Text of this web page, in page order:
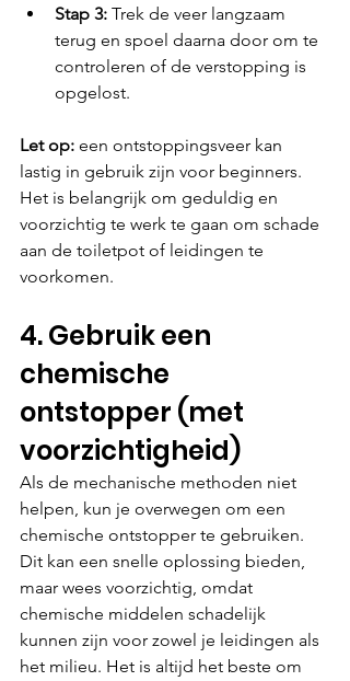
Stap 3: Trek de veer langzaam
terug en spoel daarna door om te
controleren of de verstopping is
opgelost.
Let op: een ontstoppingsveer kan
lastig in gebruik zijn voor beginners.
Het is belangrijk om geduldig en
voorzichtig te werk te gaan om schade
aan de toiletpot of leidingen te
voorkomen.
4. Gebruik een
chemische
ontstopper (met
voorzichtigheid)
Als de mechanische methoden niet
helpen, kun je overwegen om een
chemische ontstopper te gebruiken.
Dit kan een snelle oplossing bieden,
maar wees voorzichtig, omdat
chemische middelen schadelijk
kunnen zijn voor zowel je leidingen als
het milieu. Het is altijd het beste om